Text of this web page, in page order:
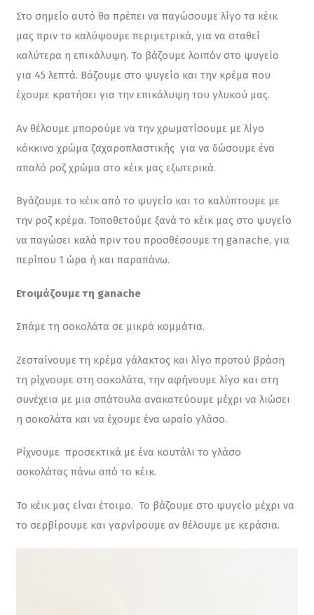
Στο σημείο αυτό θα πρέπει να παγώσουμε λίγο τα κέικ
μας πριν το καλύψουμε περιμετρικά, για να σταθεί
καλύτερα η επικάλυψη. Το βάζουμε λοιπόν στο ψυγείο
για 45 λεπτά. Βάζουμε στο ψυγείο και την κρέμα που
έχουμε κρατήσει για την επικάλυψη του γλυκού μας.
Αν θέλουμε μπορούμε να την χρωματίσουμε με λίγο
κόκκινο χρώμα ζαχαροπλαστικής  για να δώσουμε ένα
απαλό ροζ χρώμα στο κέικ μας εξωτερικά.
Βγάζουμε το κέικ από το ψυγείο και το καλύπτουμε με
την ροζ κρέμα. Τοποθετούμε ξανά το κέικ μας στο ψυγείο
να παγώσει καλά πριν του προσθέσουμε τη ganache, για
περίπου 1 ώρα ή και παραπάνω.
Ετοιμάζουμε τη ganache
Σπάμε τη σοκολάτα σε μικρά κομμάτια.
Ζεσταίνουμε τη κρέμα γάλακτος και λίγο προτού βράση
τη ρίχνουμε στη σοκολάτα, την αφήνουμε λίγο και στη
συνέχεια με μια σπάτουλα ανακατεύουμε μέχρι να λιώσει
η σοκολάτα και να έχουμε ένα ωραίο γλάσο.
Ρίχνουμε  προσεκτικά με ένα κουτάλι το γλάσο
σοκολάτας πάνω από το κέικ.
Το κέικ μας είναι έτοιμο.  Το βάζουμε στο ψυγείο μέχρι να
το σερβίρουμε και γαρνίρουμε αν θέλουμε με κεράσια.